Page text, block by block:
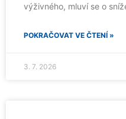
výživného, mluví se o
POKRAČOVAT VE ČTENÍ »
3. 7. 2026